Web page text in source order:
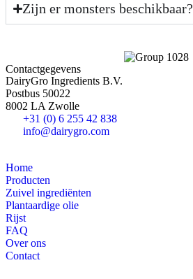
Zijn er monsters beschikbaar?
Contactgegevens
DairyGro Ingredients B.V.
Postbus 50022
8002 LA Zwolle
+31 (0) 6 255 42 838
info@dairygro.com
Home
Producten
Zuivel ingrediënten
Plantaardige olie
Rijst
FAQ
Over ons
Contact